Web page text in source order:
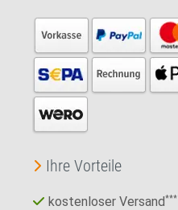
Ihre Vorteile
kostenloser Versand***